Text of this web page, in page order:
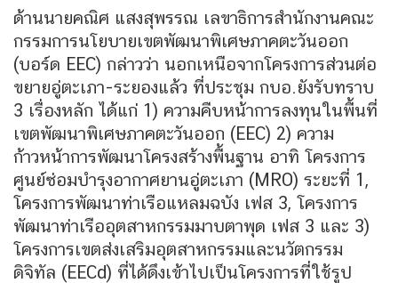
ด้านนายคณิศ แสงสุพรรณ เลขาธิการสำนักงานคณะ
กรรมการนโยบายเขตพัฒนาพิเศษภาคตะวันออก
(บอร์ด EEC) กล่าวว่า นอกเหนือจากโครงการส่วนต่อ
ขยายอู่ตะเภา-ระยองแล้ว ที่ประชุม กบอ.ยังรับทราบ
3 เรื่องหลัก ได้แก่ 1) ความคืบหน้าการลงทุนในพื้นที่
เขตพัฒนาพิเศษภาคตะวันออก (EEC) 2) ความ
ก้าวหน้าการพัฒนาโครงสร้างพื้นฐาน อาทิ โครงการ
ศูนย์ซ่อมบำรุงอากาศยานอู่ตะเภา (MRO) ระยะที่ 1,
โครงการพัฒนาท่าเรือแหลมฉบัง เฟส 3, โครงการ
พัฒนาท่าเรืออุตสาหกรรมมาบตาพุด เฟส 3 และ 3)
โครงการเขตส่งเสริมอุตสาหกรรมและนวัตกรรม
ดิจิทัล (EECd) ที่ได้ดึงเข้าไปเป็นโครงการที่ใช้รูป